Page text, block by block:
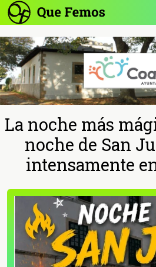
La noche más
noche de San
intensamente